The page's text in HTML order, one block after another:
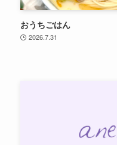
おうちごはん
2026.7.31